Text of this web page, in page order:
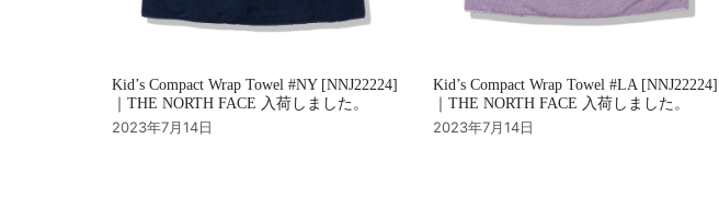
Kid’s Compact Wrap Towel #NY [NNJ22224]
｜THE NORTH FACE 入荷しました。
2023年7月14日
Kid’s Compact Wrap Towel #LA [NNJ22224]
｜THE NORTH FACE 入荷しました。
2023年7月14日